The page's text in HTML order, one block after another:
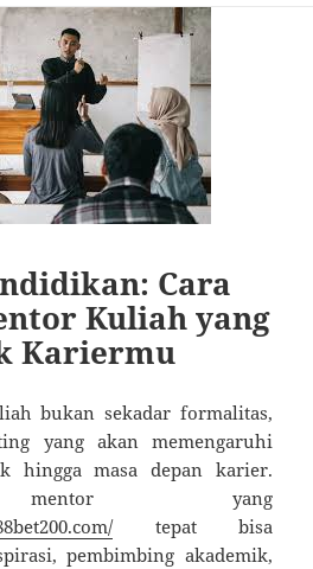
Cara
Kuliah yang
Kariermu
bukan sekadar formalitas,
yang akan memengaruhi
hingga masa depan karier.
mentor yang
tepat bisa
pembimbing akademik,